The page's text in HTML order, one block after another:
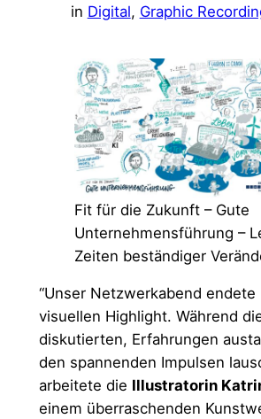
in Digital, Graphic
Fit für die Zukunft – Gute
Unternehmensführung –
Zeiten beständiger
“Unser Netzwerkabend endete
visuellen Highlight. Während
diskutierten, Erfahrungen
den spannenden Impulsen
arbeitete die Illustratorin
einem überraschenden